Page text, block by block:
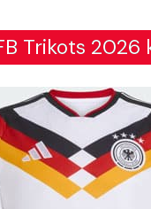
Trikots 2026